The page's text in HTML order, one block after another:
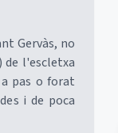
Gervàs, no
de l'escletxa
pas o forat
i de poca